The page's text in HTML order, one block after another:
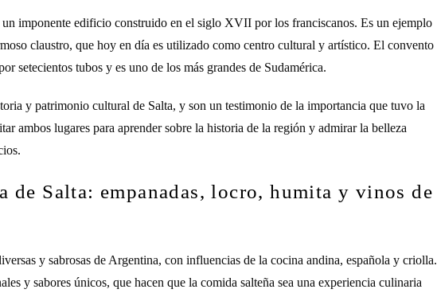
imponente edificio construido en el siglo XVII por los franciscanos. Es un ejemplo
claustro, que hoy en día es utilizado como centro cultural y artístico. El convento
setecientos tubos y es uno de los más grandes de Sudamérica.
y patrimonio cultural de Salta, y son un testimonio de la importancia que tuvo la
ambos lugares para aprender sobre la historia de la región y admirar la belleza
de Salta: empanadas, locro, humita y vinos de
y sabrosas de Argentina, con influencias de la cocina andina, española y criolla.
y sabores únicos, que hacen que la comida salteña sea una experiencia culinaria